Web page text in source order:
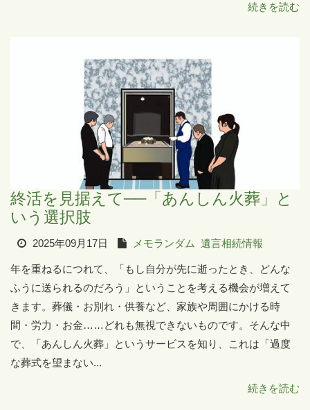
続きを読む
終活を見据えて──「あんしん火葬」と
いう選択肢
2025年09月17日 メモランダム 遺言相続情報
年を重ねるにつれて、「もし自分が先に逝ったとき、どんな
ふうに送られるのだろう」ということを考える機会が増えて
きます。葬儀・お別れ・供養など、家族や周囲にかける時
間・労力・お金……どれも無視できないものです。そんな中
で、「あんしん火葬」というサービスを知り、これは「過度
な葬式を望まない...
続きを読む